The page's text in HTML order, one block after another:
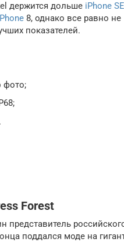
держится дольше iPhone
8, однако все равно не
показателей.
фото;
Forest
представитель
поддался моде на